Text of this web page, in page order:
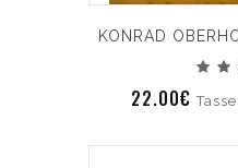
KONRAD
22.00€